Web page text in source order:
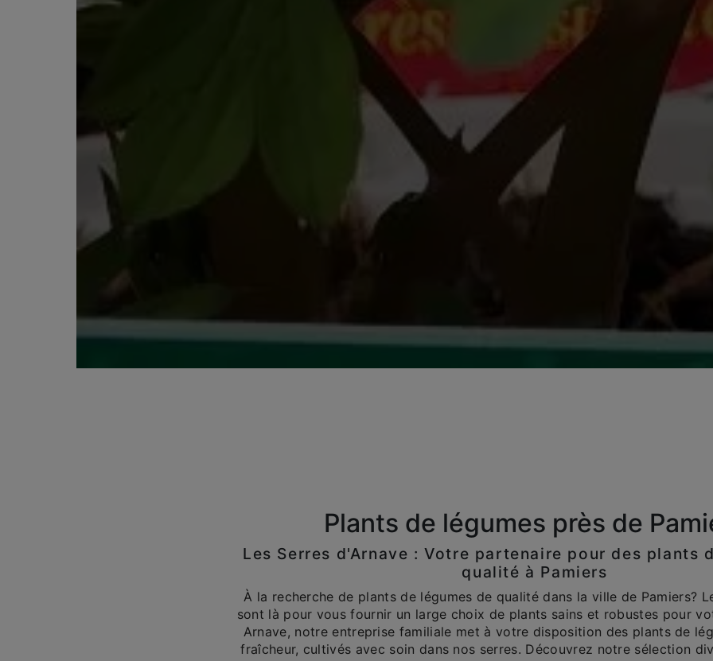
Plants de légumes près de
Les Serres d'Arnave : Votre partenaire pour des plants
qualité à Pamiers
À la recherche de plants de légumes de qualité dans la ville de Pamiers?
sont là pour vous fournir un large choix de plants sains et robustes pour
Arnave, notre entreprise familiale met à votre disposition des plants de
fraîcheur, cultivés avec soin dans nos serres. Découvrez notre sélection